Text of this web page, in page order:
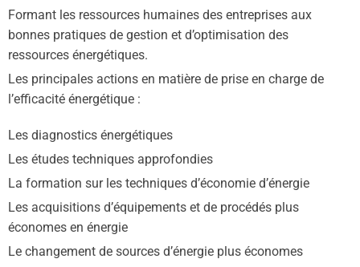
Formant les ressources humaines des entreprises aux
bonnes pratiques de gestion et d’optimisation des
ressources énergétiques.
Les principales actions en matière de prise en charge de
l’efficacité énergétique :
Les diagnostics énergétiques
Les études techniques approfondies
La formation sur les techniques d’économie d’énergie
Les acquisitions d’équipements et de procédés plus
économes en énergie
Le changement de sources d’énergie plus économes